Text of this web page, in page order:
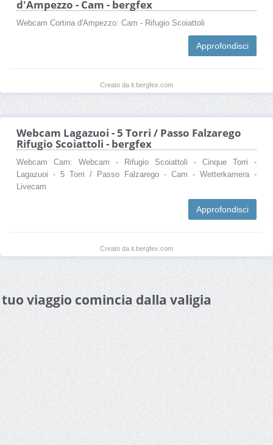
d'Ampezzo - Cam - bergfex
Webcam Cortina d'Ampezzo: Cam - Rifugio Scoiattoli
Approfondisci
Creato da it.bergfex.com
Webcam Lagazuoi - 5 Torri / Passo Falzarego
Rifugio Scoiattoli - bergfex
Webcam Cam: Webcam - Rifugio Scoiattoli - Cinque Torri -
Lagazuoi - 5 Torri / Passo Falzarego - Cam - Wetterkamera -
Livecam
Approfondisci
Creato da it.bergfex.com
viaggio comincia dalla valigia